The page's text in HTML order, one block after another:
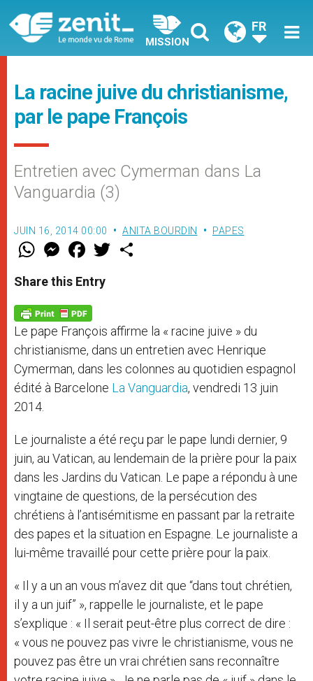
MISSION
FR
La racine juive du christianisme,
par le pape François
Entretien avec Cymerman dans La
Vanguardia (3)
JUIN 16, 2014 00:00 ANITA BOURDIN PAPES
W
t
s
p
p
M
e
s
e
g
e
r
F
a
e
b
o
k
w
Share this Entry
Le pape François affirme la « racine juive » du
christianisme, dans un entretien avec Henrique
Cymerman, dans les colonnes au quotidien espagnol
édité à Barcelone La Vanguardia, vendredi 13 juin
2014.
Le journaliste a été reçu par le pape lundi dernier, 9
juin, au Vatican, au lendemain de la prière pour la paix
dans les Jardins du Vatican. Le pape a répondu à une
vingtaine de questions, de la persécution des
chrétiens à l’antisémitisme en passant par la retraite
des papes et la situation en Espagne. Le journaliste a
lui-même travaillé pour cette prière pour la paix.
« Il y a un an vous m’avez dit que “dans tout chrétien,
il y a un juif” », rappelle le journaliste, et le pape
s’explique : « Il serait peut-être plus correct de dire :
« vous ne pouvez pas vivre le christianisme, vous ne
pouvez pas être un vrai chrétien sans reconnaître